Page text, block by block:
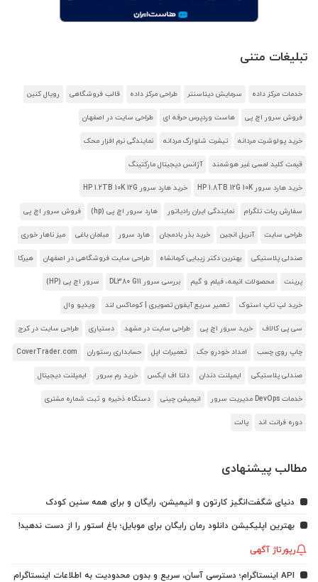
تبلیغات متنی
خدمات مرکز داده سرمایش دیتاسنتر طراحی مرکز داده قالب فروشگاهی رویال کنین
فروش سرور اچ پی هاست وردپرس حرفه ای طراحی سایت در اصفهان
خرید پولوشرت مردانه تیشرت شلوارک مردانه نمایندگی نرم افزار محک
قیمت کلید لمسی غیر هوشمند آژانس دیجیتال مارکتینگ
خرید هارد سرور HP 1.8TB 12G 10K خرید هارد سرور HP 1.2TB 10K 12G
سفارش ربات تلگرام نمایندگی ایران رادیاتور هارد سرور اچ پی (hp) فروش سرور اچ پی
طراحی سایت آنریل انجین خرید بذر بادمجان هارد سرور مبلمان باغی میز ناهار خوری
صندلی پلاستیکی بهترین دکتر زیبایی کرمانشاه طراحی سایت فروشگاهی در اصفهان هیرکا
پرینت محصولات انیمه، فیلم و گیم بررسی سرور DL380 G11 سرور اچ پی (HP)
خرید لپ تاپ استوک تعمیر سریع آیفون تصویری | کوماکس لند ویدیو وال
سی پی کالاف خرید سرور اچ پی طراحی سایت در مشهد دستیاری طراحی سایت در کرج
چاپ روی چسب امداد خودرو جک تعمیرات اپل حسابداری رستوران CoverTrader.com
صندلی پلاستیکی ایمپلنت دندان دلتا اف ایکس خرید رم سرور ایمپلنت دیجیتال
خدمات DevOps مدیریت سرور انیمیشن چینی دستگاه ذخیره و ثبت شماره مشتری
دوره فرانت اند پالت
مطالب پیشنهادی
دنیای شگفت‌انگیز کارتون و انیمیشن، رایگان و برای همه سنین کودک
بهترین اپلیکیشن دانلود رمان رایگان برای موبایل؛ باغ استور را از دست ندهید!
رپورتاژ آگهی
API اینستاگرام؛ دسترسی آسان، سریع و بدون محدودیت به اطلاعات اینستاگرام